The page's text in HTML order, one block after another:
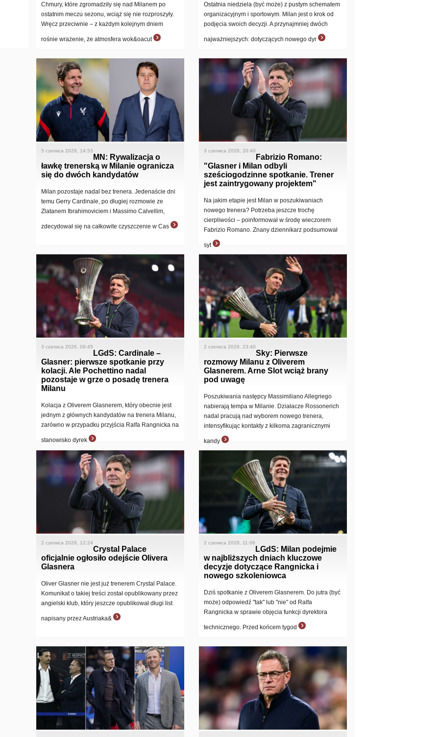
Chmury, które zgromadziły się nad Milanem po
ostatnim meczu sezonu, wciąż się nie rozproszyły.
Wręcz przeciwnie – z każdym kolejnym dniem
rośnie wrażenie, że atmosfera wok&oacut
Ostatnia niedziela (być może) z pustym schematem
organizacyjnym i sportowym. Milan jest o krok od
podjęcia swoich decyzji. A przynajmniej dwóch
najważniejszych: dotyczących nowego dyr
5 czerwca 2026, 14:53
MN: Rywalizacja o
ławkę trenerską w Milanie ogranicza
się do dwóch kandydatów
Milan pozostaje nadal bez trenera. Jedenaście dni
temu Gerry Cardinale, po długiej rozmowie ze
Zlatanem Ibrahimoviciem i Massimo Calvellim,
zdecydował się na całkowite czyszczenie w Cas
3 czerwca 2026, 20:40
Fabrizio Romano:
"Glasner i Milan odbyli
sześciogodzinne spotkanie. Trener
jest zaintrygowany projektem"
Na jakim etapie jest Milan w poszukiwaniach
nowego trenera? Potrzeba jeszcze trochę
cierpliwości – poinformował w środę wieczorem
Fabrizio Romano. Znany dziennikarz podsumował
syt
3 czerwca 2026, 09:45
LGdS: Cardinale –
Glasner: pierwsze spotkanie przy
kolacji. Ale Pochettino nadal
pozostaje w grze o posadę trenera
Milanu
Kolacja z Oliverem Glasnerem, który obecnie jest
jednym z głównych kandydatów na trenera Milanu,
zarówno w przypadku przyjścia Ralfa Rangnicka na
stanowisko dyrek
2 czerwca 2026, 23:40
Sky: Pierwsze
rozmowy Milanu z Oliverem
Glasnerem. Arne Slot wciąż brany
pod uwagę
Poszukiwania następcy Massimiliano Allegriego
nabierają tempa w Milanie. Działacze Rossonerich
nadal pracują nad wyborem nowego trenera,
intensyfikując kontakty z kilkoma zagranicznymi
kandy
2 czerwca 2026, 12:24
Crystal Palace
oficjalnie ogłosiło odejście Olivera
Glasnera
Oliver Glasner nie jest już trenerem Crystal Palace.
Komunikat o takiej treści został opublikowany przez
angielski klub, który jeszcze opublikował długi list
napisany przez Austriaka&
2 czerwca 2026, 11:06
LGdS: Milan podejmie
w najbliższych dniach kluczowe
decyzje dotyczące Rangnicka i
nowego szkoleniowca
Dziś spotkanie z Oliverem Glasnerem. Do jutra (być
może) odpowiedź "tak" lub "nie" od Ralfa
Rangnicka w sprawie objęcia funkcji dyrektora
technicznego. Przed końcem tygod